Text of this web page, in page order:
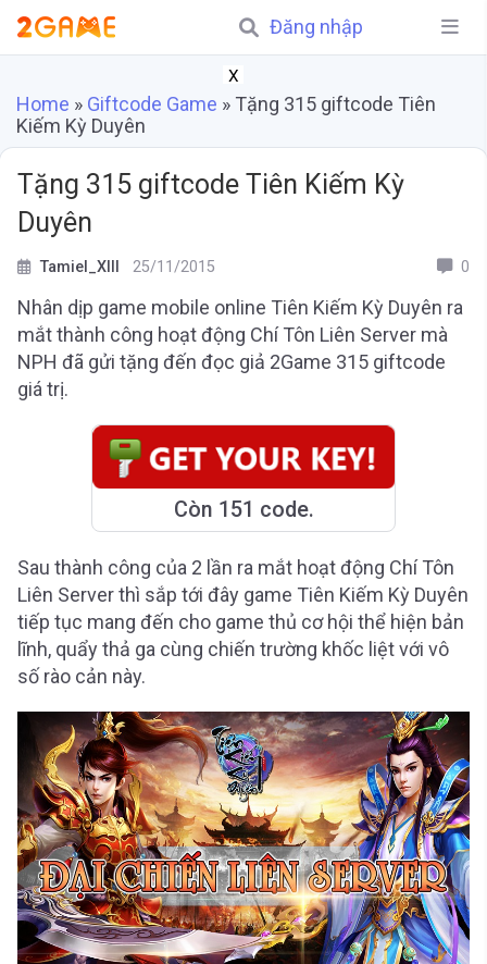
Đăng nhập
X
Home » Giftcode Game » Tặng 315 giftcode Tiên
Kiếm Kỳ Duyên
Tặng 315 giftcode Tiên Kiếm Kỳ
Duyên
Tamiel_XIII 25/11/2015 0
Nhân dịp game mobile online Tiên Kiếm Kỳ Duyên ra
mắt thành công hoạt động Chí Tôn Liên Server mà
NPH đã gửi tặng đến đọc giả 2Game 315 giftcode
giá trị.
Còn 151 code.
Sau thành công của 2 lần ra mắt hoạt động Chí Tôn
Liên Server thì sắp tới đây game Tiên Kiếm Kỳ Duyên
tiếp tục mang đến cho game thủ cơ hội thể hiện bản
lĩnh, quẩy thả ga cùng chiến trường khốc liệt với vô
số rào cản này.